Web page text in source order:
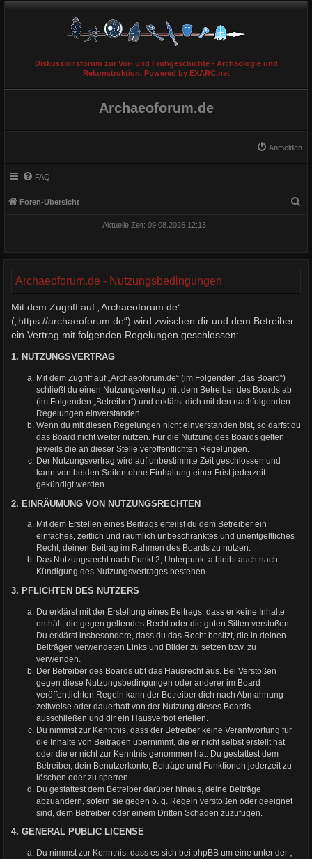
Diskussionsforum zur Vor- und Frühgeschichte - Archäologie und
Rekonstruktion. Powered by EXARC.net
Archaeoforum.de
Anmelden
FAQ
Foren-Übersicht
Aktuelle Zeit: 09.08.2026 12:13
Archaeoforum.de - Nutzungsbedingungen
Mit dem Zugriff auf „Archaeoforum.de“
(„https://archaeoforum.de“) wird zwischen dir und dem Betreiber
ein Vertrag mit folgenden Regelungen geschlossen:
1. NUTZUNGSVERTRAG
Mit dem Zugriff auf „Archaeoforum.de“ (im Folgenden „das Board“)
schließt du einen Nutzungsvertrag mit dem Betreiber des Boards ab
(im Folgenden „Betreiber“) und erklärst dich mit den nachfolgenden
Regelungen einverstanden.
Wenn du mit diesen Regelungen nicht einverstanden bist, so darfst du
das Board nicht weiter nutzen. Für die Nutzung des Boards gelten
jeweils die an dieser Stelle veröffentlichten Regelungen.
Der Nutzungsvertrag wird auf unbestimmte Zeit geschlossen und
kann von beiden Seiten ohne Einhaltung einer Frist jederzeit
gekündigt werden.
2. EINRÄUMUNG VON NUTZUNGSRECHTEN
Mit dem Erstellen eines Beitrags erteilst du dem Betreiber ein
einfaches, zeitlich und räumlich unbeschränktes und unentgeltliches
Recht, deinen Beitrag im Rahmen des Boards zu nutzen.
Das Nutzungsrecht nach Punkt 2, Unterpunkt a bleibt auch nach
Kündigung des Nutzungsvertrages bestehen.
3. PFLICHTEN DES NUTZERS
Du erklärst mit der Erstellung eines Beitrags, dass er keine Inhalte
enthält, die gegen geltendes Recht oder die guten Sitten verstoßen.
Du erklärst insbesondere, dass du das Recht besitzt, die in deinen
Beiträgen verwendeten Links und Bilder zu setzen bzw. zu
verwenden.
Der Betreiber des Boards übt das Hausrecht aus. Bei Verstößen
gegen diese Nutzungsbedingungen oder anderer im Board
veröffentlichten Regeln kann der Betreiber dich nach Abmahnung
zeitweise oder dauerhaft von der Nutzung dieses Boards
ausschließen und dir ein Hausverbot erteilen.
Du nimmst zur Kenntnis, dass der Betreiber keine Verantwortung für
die Inhalte von Beiträgen übernimmt, die er nicht selbst erstellt hat
oder die er nicht zur Kenntnis genommen hat. Du gestattest dem
Betreiber, dein Benutzerkonto, Beiträge und Funktionen jederzeit zu
löschen oder zu sperren.
Du gestattest dem Betreiber darüber hinaus, deine Beiträge
abzuändern, sofern sie gegen o. g. Regeln verstoßen oder geeignet
sind, dem Betreiber oder einem Dritten Schaden zuzufügen.
4. GENERAL PUBLIC LICENSE
Du nimmst zur Kenntnis, dass es sich bei phpBB um eine unter der „